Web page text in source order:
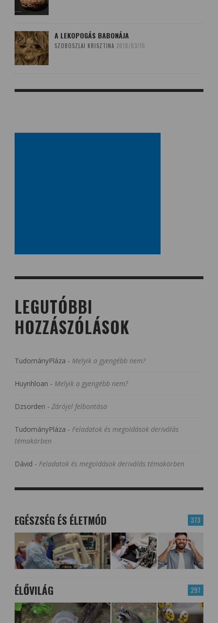
A LEKOPOGÁS BABONÁJA
SZOBOSZLAI KRISZTINA 2018/03/15
LEGUTÓBBI
HOZZÁSZÓLÁSOK
TudományPláza - Melyik a gyengébb nem?
Huynhloan - Melyik a gyengébb nem?
Dzsorden - Zárójel felbontása
TudományPláza - Feladatok és megoldások deriválás
témakörben
Dávid - Feladatok és megoldások deriválás témakörben
373
EGÉSZSÉG ÉS ÉLETMÓD
297
ÉLŐVILÁG